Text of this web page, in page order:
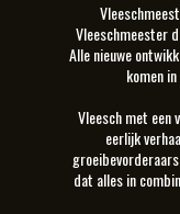
Vleeschmeester
Alle nieuwe
komen
Vleesch met een
eerlijk
dat alles in